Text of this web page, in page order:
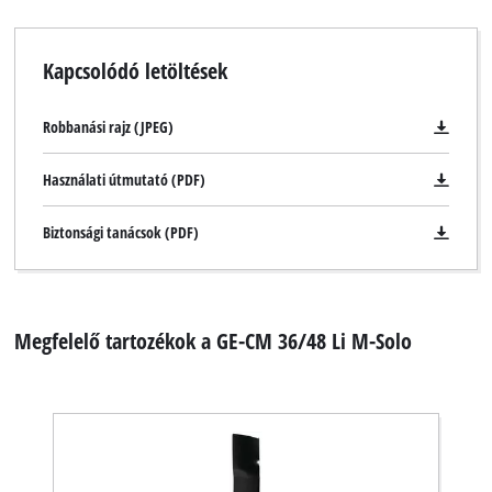
Kapcsolódó letöltések
Robbanási rajz (JPEG)
Használati útmutató (PDF)
Biztonsági tanácsok (PDF)
Megfelelő tartozékok a GE-CM 36/48 Li M-Solo